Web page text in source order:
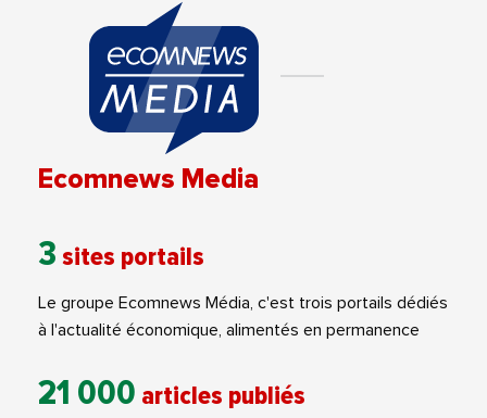
Ecomnews Media
3 sites portails
Le groupe Ecomnews Média, c'est trois portails dédiés
à l'actualité économique, alimentés en permanence
21 000 articles publiés